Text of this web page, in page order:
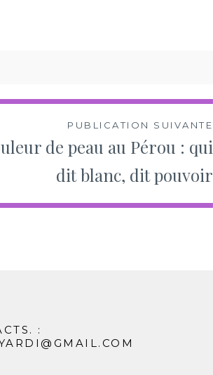
PUBLICATION SUIVANTE
de peau au Pérou : qui
dit blanc, dit pouvoir
: